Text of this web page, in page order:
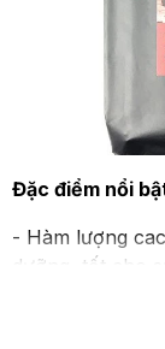
Đặc điểm nổi
- Hàm lượng
dưỡng, tốt cho